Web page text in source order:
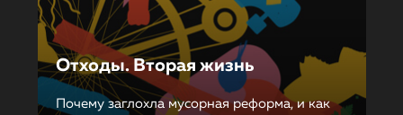
Отходы. Вторая жизнь
Почему заглохла мусорная реформа, и как